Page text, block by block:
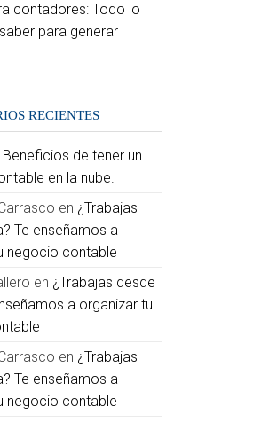
contadores: Todo lo
para generar
RECIENTES
de tener un
en la nube.
en ¿Trabajas
Te enseñamos a
negocio contable
en ¿Trabajas desde
a organizar tu
en ¿Trabajas
Te enseñamos a
negocio contable